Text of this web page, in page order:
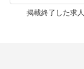
掲載終了した求